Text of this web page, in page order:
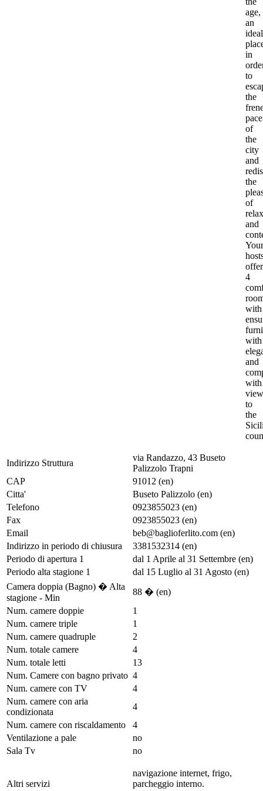
age,
an
ideal
in
to
the
pace
of
the
city
and
the
of
and
Your
offer
4
with
with
and
with
to
the
Indirizzo Struttura
via Randazzo, 43 Buseto
Palizzolo Trapni
CAP
91012 (en)
Citta'
Buseto Palizzolo (en)
Telefono
0923855023 (en)
Fax
0923855023 (en)
Email
beb@baglioferlito.com (en)
Indirizzo in periodo di chiusura
3381532314 (en)
Periodo di apertura 1
dal 1 Aprile al 31 Settembre (en)
Periodo alta stagione 1
dal 15 Luglio al 31 Agosto (en)
Camera doppia (Bagno) � Alta
stagione - Min
88 � (en)
Num. camere doppie
1
Num. camere triple
1
Num. camere quadruple
2
Num. totale camere
4
Num. totale letti
13
Num. Camere con bagno privato 4
Num. camere con TV
4
Num. camere con aria
condizionata
4
Num. camere con riscaldamento
4
Ventilazione a pale
no
Sala Tv
no
Altri servizi
navigazione internet, frigo,
parcheggio interno.